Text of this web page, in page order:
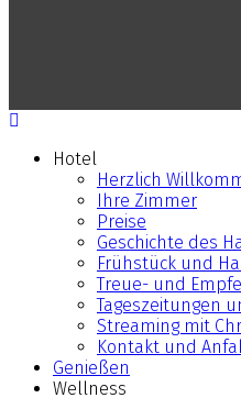
Hotel
Herzlich
Ihre Zimmer
Preise
Geschichte des
Frühstück und
Treue- und
Tageszeitungen
Streaming mit
Kontakt und
Genießen
Wellness